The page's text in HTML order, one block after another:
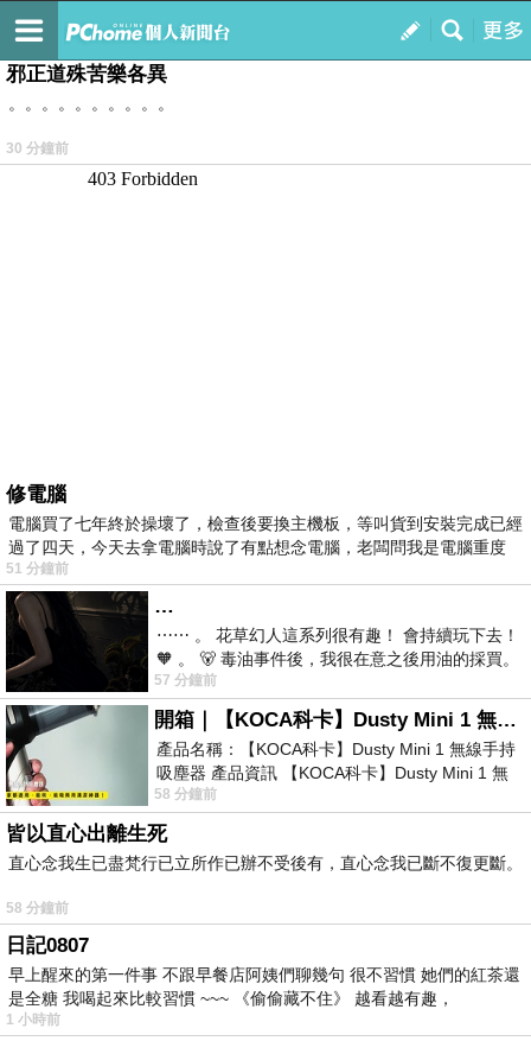
我的
最新文章
邪正道殊苦樂各異
。。。。。。。。。。
30 分鐘前
修電腦
電腦買了七年終於操壞了，檢查後要換主機板，等叫貨到安裝完成已經
過了四天，今天去拿電腦時說了有點想念電腦，老闆問我是電腦重度
51 分鐘前
…
⋯⋯ 。 花草幻人這系列很有趣！ 會持續玩下去！
🧡 。 🐻 毒油事件後，我很在意之後用油的採買。
前天購買了我之前就很愛
57 分鐘前
開箱｜【KOCA科卡】Dusty Mini 1 無線手持吸塵器
產品名稱：【KOCA科卡】Dusty Mini 1 無線手持
吸塵器 產品資訊 【KOCA科卡】Dusty Mini 1 無
線手持吸塵器評語： 能吸、能吹兼具兩
58 分鐘前
皆以直心出離生死
直心念我生已盡梵行已立所作已辦不受後有，直心念我已斷不復更斷。
58 分鐘前
日記0807
早上醒來的第一件事 不跟早餐店阿姨們聊幾句 很不習慣 她們的紅茶還
是全糖 我喝起來比較習慣 ~~~ 《偷偷藏不住》 越看越有趣，
1 小時前